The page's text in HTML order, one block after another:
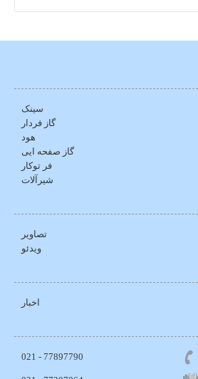
سینک
گاز فردار
هود
گاز صفحه ایی
فر توکار
شیرآلات
تصاویر
ویدئو
اخبار
77897790 - 021